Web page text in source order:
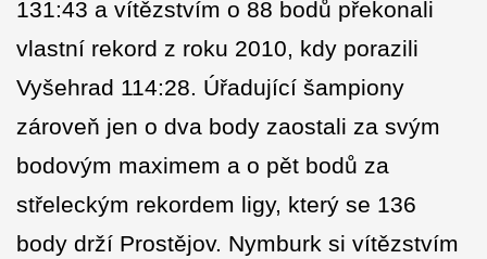
131:43 a vítězstvím o 88 bodů překonali
vlastní rekord z roku 2010, kdy porazili
Vyšehrad 114:28. Úřadující šampiony
zároveň jen o dva body zaostali za svým
bodovým maximem a o pět bodů za
střeleckým rekordem ligy, který se 136
body drží Prostějov. Nymburk si vítězstvím